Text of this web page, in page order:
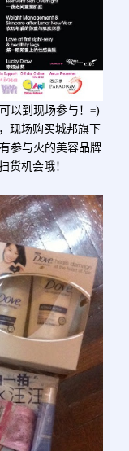
以到现场参与！=)
现场购买城邦旗下
参与火的美容品牌
货机会哦！